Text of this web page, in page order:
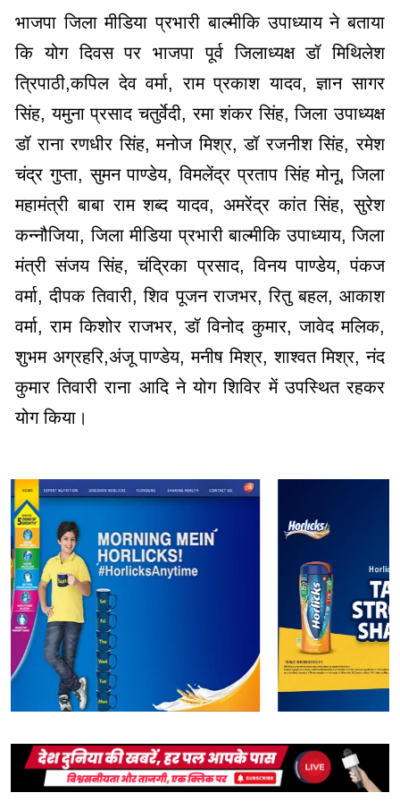
भाजपा जिला मीडिया प्रभारी बाल्मीकि उपाध्याय ने बताया
कि योग दिवस पर भाजपा पूर्व जिलाध्यक्ष डॉ मिथिलेश
त्रिपाठी,कपिल देव वर्मा, राम प्रकाश यादव, ज्ञान सागर
सिंह, यमुना प्रसाद चतुर्वेदी, रमा शंकर सिंह, जिला उपाध्यक्ष
डॉ राना रणधीर सिंह, मनोज मिश्र, डॉ रजनीश सिंह, रमेश
चंद्र गुप्ता, सुमन पाण्डेय, विमलेंद्र प्रताप सिंह मोनू, जिला
महामंत्री बाबा राम शब्द यादव, अमरेंद्र कांत सिंह, सुरेश
कन्नौजिया, जिला मीडिया प्रभारी बाल्मीकि उपाध्याय, जिला
मंत्री संजय सिंह, चंद्रिका प्रसाद, विनय पाण्डेय, पंकज
वर्मा, दीपक तिवारी, शिव पूजन राजभर, रितु बहल, आकाश
वर्मा, राम किशोर राजभर, डॉ विनोद कुमार, जावेद मलिक,
शुभम अग्रहरि,अंजू पाण्डेय, मनीष मिश्र, शाश्वत मिश्र, नंद
कुमार तिवारी राना आदि ने योग शिविर में उपस्थित रहकर
योग किया।